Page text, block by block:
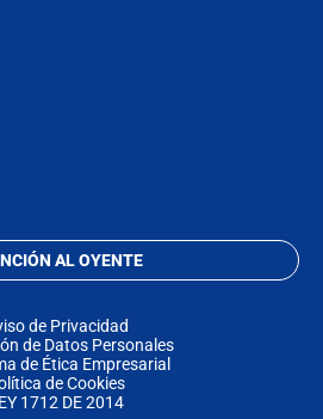
AL OYENTE
de Privacidad
de Datos Personales
de Ética Empresarial
de Cookies
1712 DE 2014